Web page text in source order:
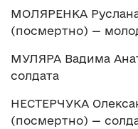
МОЛЯРЕНКА
(посмертно) —
МУЛЯРА Вадима
солдата
НЕСТЕРЧУКА
(посмертно) —